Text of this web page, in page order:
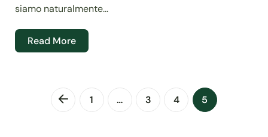
siamo naturalmente...
Read More
1 … 3 4 5